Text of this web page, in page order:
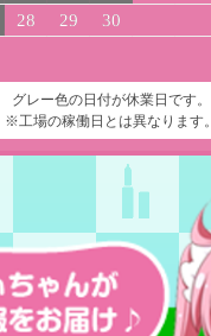
28 29 30
グレー色の日付が休業日です。
※工場の稼働日とは異なります。